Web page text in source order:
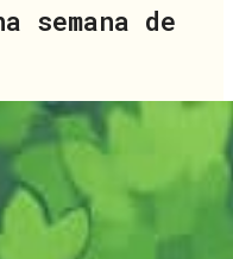
semana de